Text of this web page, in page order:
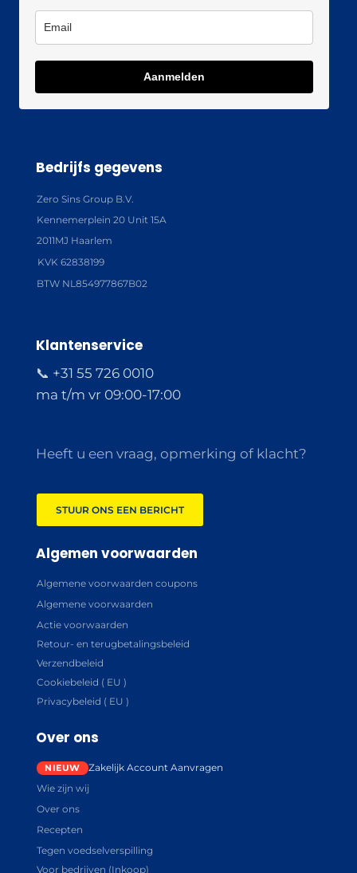
Aanmelden
Bedrijfs gegevens
Zero Sins Group B.V.
Kennemerplein 20 Unit 15A
2011MJ Haarlem
KVK 62838199
BTW NL854977867B02
Klantenservice
📞 +31 55 726 0010
ma t/m vr 09:00-17:00
Heeft u een vraag, opmerking of klacht?
STUUR ONS EEN BERICHT
Algemen voorwaarden
Algemene voorwaarden coupons
Algemene voorwaarden
Actie voorwaarden
Retour- en terugbetalingsbeleid
Verzendbeleid
Cookiebeleid ( EU )
Privacybeleid ( EU )
Over ons
Zakelijk Account Aanvragen
Wie zijn wij
Over ons
Recepten
Tegen voedselverspilling
Voor bedrijven (Inkoop)